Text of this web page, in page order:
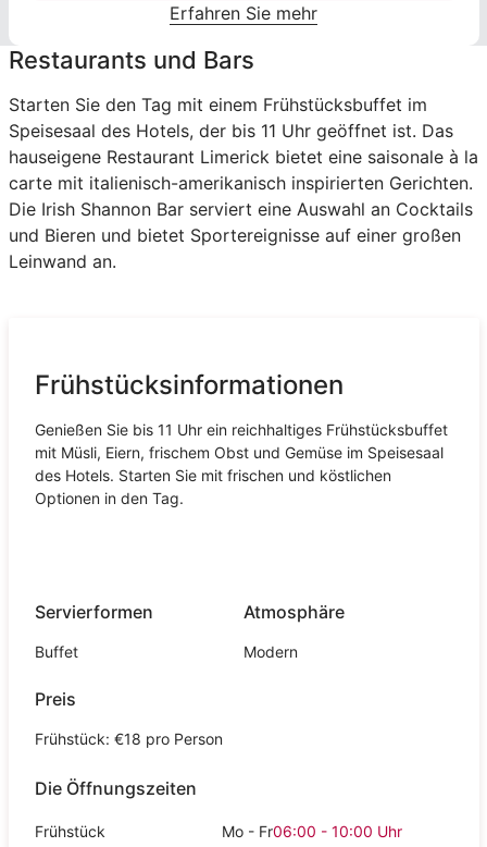
Erfahren Sie mehr
Restaurants und Bars
Starten Sie den Tag mit einem Frühstücksbuffet im
Speisesaal des Hotels, der bis 11 Uhr geöffnet ist. Das
hauseigene Restaurant Limerick bietet eine saisonale à la
carte mit italienisch-amerikanisch inspirierten Gerichten.
Die Irish Shannon Bar serviert eine Auswahl an Cocktails
und Bieren und bietet Sportereignisse auf einer großen
Leinwand an.
Frühstücksinformationen
Genießen Sie bis 11 Uhr ein reichhaltiges Frühstücksbuffet
mit Müsli, Eiern, frischem Obst und Gemüse im Speisesaal
des Hotels. Starten Sie mit frischen und köstlichen
Optionen in den Tag.
Servierformen
Buffet
Atmosphäre
Modern
Preis
Frühstück: €18 pro Person
Die Öffnungszeiten
Frühstück Mo - Fr06:00 - 10:00 Uhr